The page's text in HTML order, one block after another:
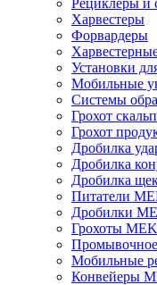
Рециклеры и
Харвестеры
Форвардеры
Установки
Мобильные
Системы
Грохот
Грохот
Дробилка
Дробилка
Дробилка
Питатели
Дробилки
Грохоты
Мобильные
Конвейеры